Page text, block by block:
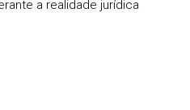
a realidade jurídica